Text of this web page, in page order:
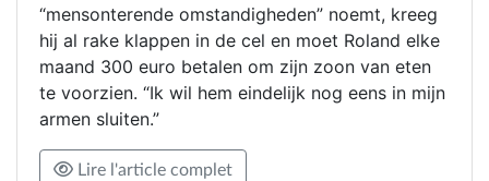
“mensonterende omstandigheden” noemt, kreeg
hij al rake klappen in de cel en moet Roland elke
maand 300 euro betalen om zijn zoon van eten
te voorzien. “Ik wil hem eindelijk nog eens in mijn
armen sluiten.”
Lire l'article complet